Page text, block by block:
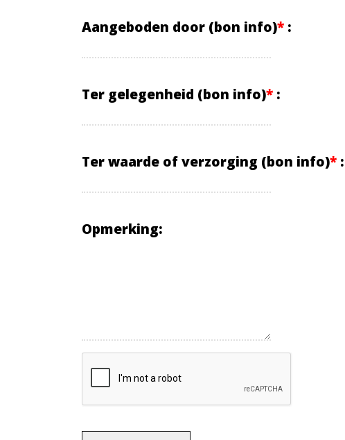
Aangeboden door (bon info)* :
Ter gelegenheid (bon info)* :
Ter waarde of verzorging (bon info)* :
Opmerking: